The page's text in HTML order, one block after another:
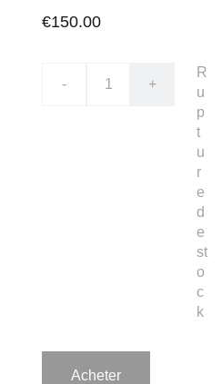
€150.00
- +
R
u
p
t
u
r
e
d
e
st
o
c
k
Acheter